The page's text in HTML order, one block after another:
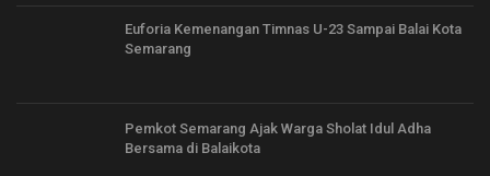
Euforia Kemenangan Timnas U-23 Sampai Balai Kota
Semarang
Pemkot Semarang Ajak Warga Sholat Idul Adha
Bersama di Balaikota